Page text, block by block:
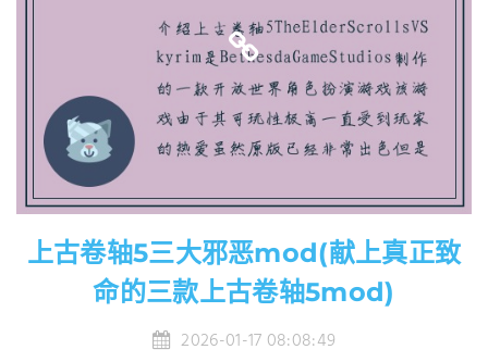
上古卷轴5三大邪恶mod(献上真正致
命的三款上古卷轴5mod)
2026-01-17 08:08:49